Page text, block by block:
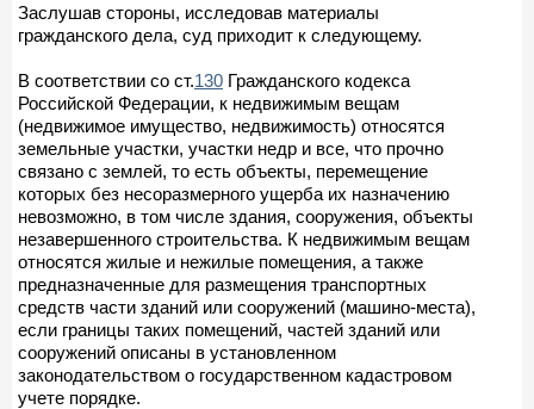
Заслушав стороны, исследовав материалы
гражданского дела, суд приходит к следующему.
В соответствии со ст.130 Гражданского кодекса
Российской Федерации, к недвижимым вещам
(недвижимое имущество, недвижимость) относятся
земельные участки, участки недр и все, что прочно
связано с землей, то есть объекты, перемещение
которых без несоразмерного ущерба их назначению
невозможно, в том числе здания, сооружения, объекты
незавершенного строительства. К недвижимым вещам
относятся жилые и нежилые помещения, а также
предназначенные для размещения транспортных
средств части зданий или сооружений (машино-места),
если границы таких помещений, частей зданий или
сооружений описаны в установленном
законодательством о государственном кадастровом
учете порядке.